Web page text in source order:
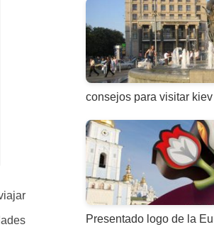
consejos para visitar kiev
Presentado logo de la